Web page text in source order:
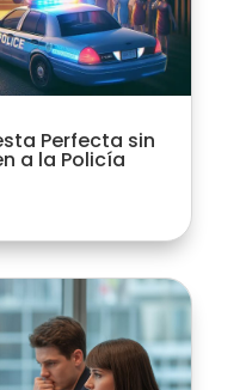
Perfecta sin
a la Policía